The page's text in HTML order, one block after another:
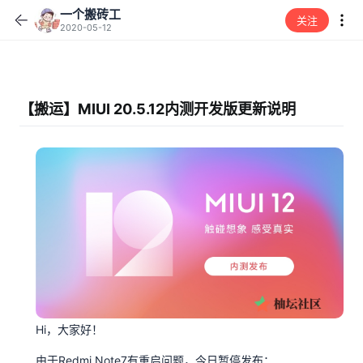
一个搬砖工
2020-05-12
关注
【搬运】MIUI 20.5.12内测开发版更新说明
Hi，大家好！